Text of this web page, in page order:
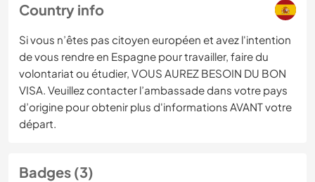
Country info
Si vous n’êtes pas citoyen européen et avez l'intention
de vous rendre en Espagne pour travailler, faire du
volontariat ou étudier, VOUS AUREZ BESOIN DU BON
VISA. Veuillez contacter l’ambassade dans votre pays
d’origine pour obtenir plus d'informations AVANT votre
départ.
Badges (3)